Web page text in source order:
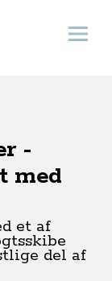
Åbn
-
med
et af
del af